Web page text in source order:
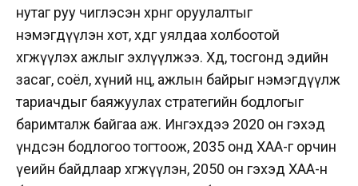
нутаг руу чиглэсэн хөрөнгө оруулалтыг
нэмэгдүүлэн хот, хөдөөг уялдаа холбоотой
хөгжүүлэх ажлыг эхлүүлжээ. Хөдөө, тосгонд эдийн
засаг, соёл, хүний нөөц, ажлын байрыг нэмэгдүүлж
тариачдыг баяжуулах стратегийн бодлогыг
баримталж байгаа аж. Ингэхдээ 2020 он гэхэд
үндсэн бодлогоо тогтоож, 2035 онд ХАА-г орчин
үеийн байдлаар хөгжүүлэн, 2050 он гэхэд ХАА-н